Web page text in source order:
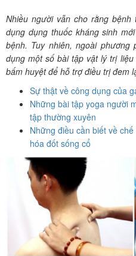
Nhiều người vẫn cho rằng
dụng dụng thuốc kháng sinh
bệnh. Tuy nhiên, ngoài
dụng một số bài tập vật lý trị
bấm huyệt để hỗ trợ điều trị đem
Sự thật về công dụng của
Những bài tập yoga người
tập thường xuyên
Những điều cần biết về
hóa đốt sống cổ